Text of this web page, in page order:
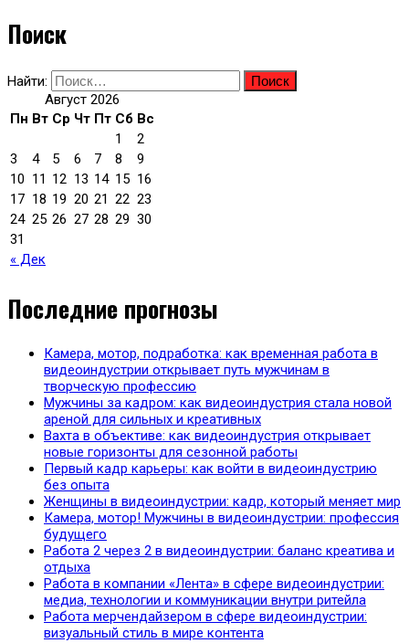
Поиск
Найти:
Август 2026
Пн Вт Ср Чт Пт Сб Вс
« Дек
1
2
3
4 5 6 7 8
9
10 11 12 13 14 15 16
17 18 19 20 21 22 23
24 25 26 27 28 29 30
31
Последние прогнозы
Камера, мотор, подработка: как временная работа в
видеоиндустрии открывает путь мужчинам в
творческую профессию
Мужчины за кадром: как видеоиндустрия стала новой
ареной для сильных и креативных
Вахта в объективе: как видеоиндустрия открывает
новые горизонты для сезонной работы
Первый кадр карьеры: как войти в видеоиндустрию
без опыта
Женщины в видеоиндустрии: кадр, который меняет мир
Камера, мотор! Мужчины в видеоиндустрии: профессия
будущего
Работа 2 через 2 в видеоиндустрии: баланс креатива и
отдыха
Работа в компании «Лента» в сфере видеоиндустрии:
медиа, технологии и коммуникации внутри ритейла
Работа мерчендайзером в сфере видеоиндустрии:
визуальный стиль в мире контента